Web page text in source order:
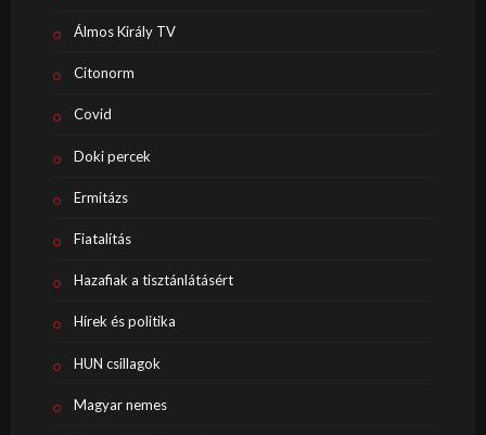
Álmos Király TV
Citonorm
Covid
Doki percek
Ermitázs
Fiatalítás
Hazafiak a tisztánlátásért
Hírek és politika
HUN csillagok
Magyar nemes